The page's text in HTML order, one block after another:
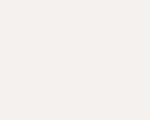
glas
Avoidance System
assistent
hoofd achter
hoofd voor